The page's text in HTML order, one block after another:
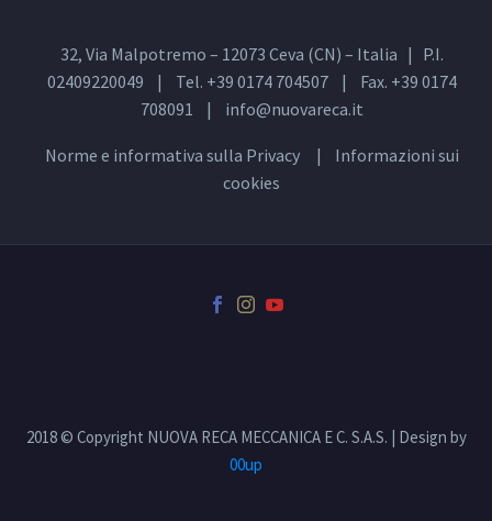
32, Via Malpotremo – 12073 Ceva (CN) – Italia | P.I.
02409220049 | Tel. +39 0174 704507 | Fax. +39 0174
708091 | info@nuovareca.it
Norme e informativa sulla Privacy| Informazioni sui
cookies
2018 © Copyright NUOVA RECA MECCANICA E C. S.A.S. | Design by
00up